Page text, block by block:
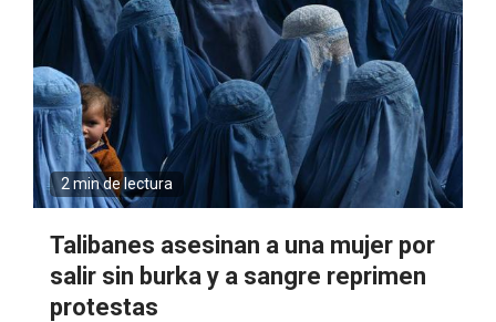
2 min de lectura
Talibanes asesinan a una mujer por
salir sin burka y a sangre reprimen
protestas